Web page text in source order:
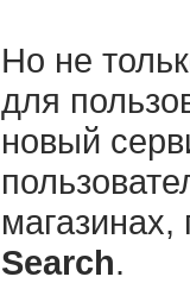
Но не
для
новый
Search.